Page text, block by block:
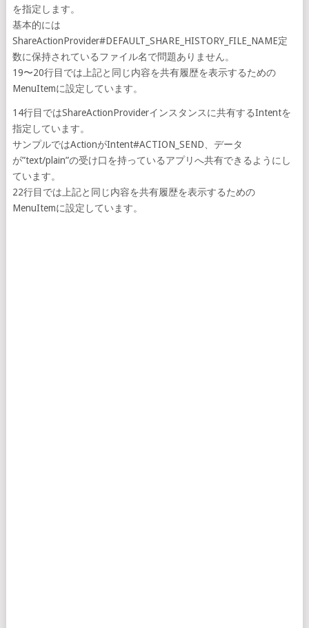
を指定します。
基本的には
ShareActionProvider#DEFAULT_SHARE_HISTORY_FILE_NAME定
数に保持されているファイル名で問題ありません。
19〜20行目では上記と同じ内容を共有履歴を表示するための
MenuItemに設定しています。
14行目ではShareActionProviderインスタンスに共有するIntentを
指定しています。
サンプルではActionがIntent#ACTION_SEND、データ
が”text/plain”の受け口を持っているアプリへ共有できるようにし
ています。
22行目では上記と同じ内容を共有履歴を表示するための
MenuItemに設定しています。